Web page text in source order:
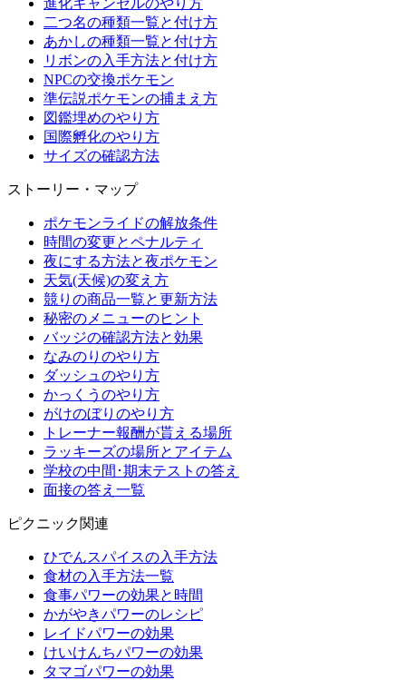
進化キャンセルのやり方
二つ名の種類一覧と付け方
あかしの種類一覧と付け方
リボンの入手方法と付け方
NPCの交換ポケモン
準伝説ポケモンの捕まえ方
図鑑埋めのやり方
国際孵化のやり方
サイズの確認方法
ストーリー・マップ
ポケモンライドの解放条件
時間の変更とペナルティ
夜にする方法と夜ポケモン
天気(天候)の変え方
競りの商品一覧と更新方法
秘密のメニューのヒント
バッジの確認方法と効果
なみのりのやり方
ダッシュのやり方
かっくうのやり方
がけのぼりのやり方
トレーナー報酬が貰える場所
ラッキーズの場所とアイテム
学校の中間･期末テストの答え
面接の答え一覧
ピクニック関連
ひでんスパイスの入手方法
食材の入手方法一覧
食事パワーの効果と時間
かがやきパワーのレシピ
レイドパワーの効果
けいけんちパワーの効果
タマゴパワーの効果